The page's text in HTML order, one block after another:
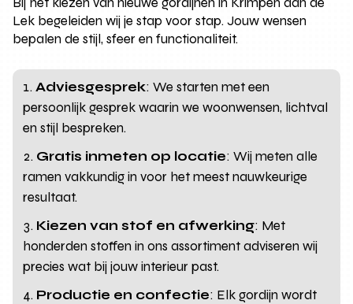
Lek begeleiden wij je stap voor stap. Jouw wensen
bepalen de stijl, sfeer en functionaliteit.
Adviesgesprek: We starten met een
persoonlijk gesprek waarin we woonwensen, lichtval
en stijl bespreken.
Gratis inmeten op locatie: Wij meten alle
ramen vakkundig in voor het meest nauwkeurige
resultaat.
Kiezen van stof en afwerking: Met
honderden stoffen in ons assortiment adviseren wij
precies wat bij jouw interieur past.
Productie en confectie: Elk gordijn wordt